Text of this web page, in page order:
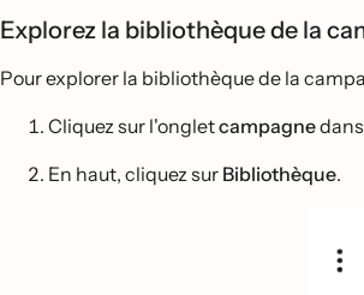
Explorez la bibliothèque de la
Pour explorer la bibliothèque de la
Cliquez sur l'ongletcampagne
En haut, cliquez sur Bibliothèque.